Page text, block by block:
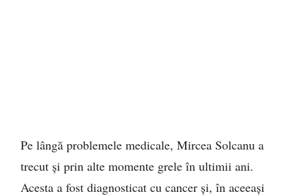
Pe lângă problemele medicale, Mircea Solcanu a
trecut și prin alte momente grele în ultimii ani.
Acesta a fost diagnosticat cu cancer și, în aceeași